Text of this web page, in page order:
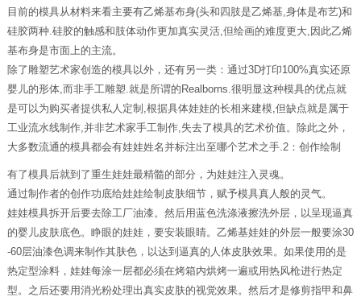
目前的模具从材料来看主要有乙烯基布身(头和四肢是乙烯基,身体是布艺)和
硅胶两种.硅胶的触感和肢体动作更加真实灵活,但绘画的难度更大,因此乙烯
基布身是市面上的主流。
除了雕塑艺术家创造的模具以外，还有另一类：通过3D打印100%真实还原
婴儿的形体,而非手工雕塑.就是所谓的Realborns.很明显这种模具的优点就
是可以为购买者提供私人定制,根据具体娃娃的长相来建模,但缺点就是属于
工业流水线制作,并非艺术家手工制作,失去了模具的艺术价值。除此之外，
大多数流通的模具都会有娃娃姓名并标注出至哪个艺术之手.2：创作绘制
有了模具后就到了重生娃娃最精髓的部分，为娃娃注入灵魂。
通过制作者的创作功底给娃娃绘制皮肤细节，赋予模具真人般的灵气。
娃娃模具拆开后要去除工厂油漆。然后用蓝色洗涤液擦洗外层，以呈现逼真
的婴儿皮肤底色。睁眼的娃娃，要安装眼睛。乙烯基娃娃的外层一般要涂30
-60层油漆色调来制作其肤色，以达到逼真的人体皮肤效果。如果使用的是
热定型涂料，娃娃每涂一层都必须在烤箱内烘烤一遍或用热风枪进行热定
型。之后还要用消光粉处理出真实皮肤的视觉效果。然后才是修剪指甲和鼻